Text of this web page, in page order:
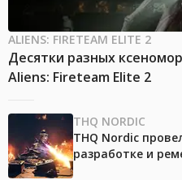
ALIENS: FIRETEAM ELITE 2
Десятки разных
Aliens: Fireteam Elite 2
THQ NORDIC
THQ Nordic
разработке и